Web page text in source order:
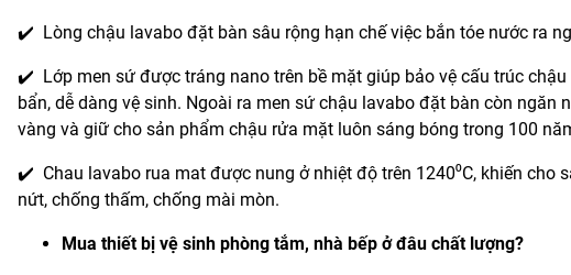
✔️ Lòng chậu lavabo đặt bàn sâu rộng hạn chế việc bắn tóe nước ra
✔️ Lớp men sứ được tráng nano trên bề mặt giúp bảo vệ cấu trúc
bẩn, dễ dàng vệ sinh. Ngoài ra men sứ chậu lavabo đặt bàn còn
vàng và giữ cho sản phẩm chậu rửa mặt luôn sáng bóng trong 100
✔️ Chau lavabo rua mat được nung ở nhiệt độ trên 1240⁰C, khiến cho
nứt, chống thấm, chống mài mòn.
Mua thiết bị vệ sinh phòng tắm, nhà bếp ở đâu chất lượng?